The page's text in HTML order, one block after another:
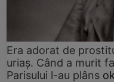
Era adorat de
uriaș. Când a murit
Parisului l-au plâns